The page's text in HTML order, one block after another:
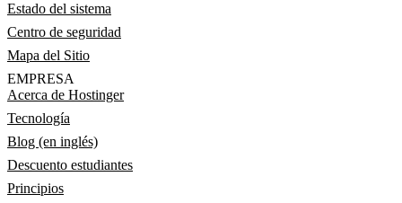
Estado del sistema
Centro de seguridad
Mapa del Sitio
EMPRESA
Acerca de Hostinger
Tecnología
Blog (en inglés)
Descuento estudiantes
Principios